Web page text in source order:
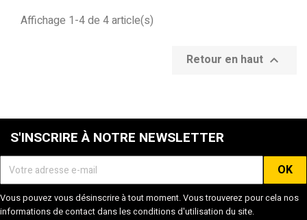
Affichage 1-4 de 4 article(s)
Retour en haut 
S'INSCRIRE À NOTRE NEWSLETTER
Vous pouvez vous désinscrire à tout moment. Vous trouverez pour cela nos
informations de contact dans les conditions d'utilisation du site.